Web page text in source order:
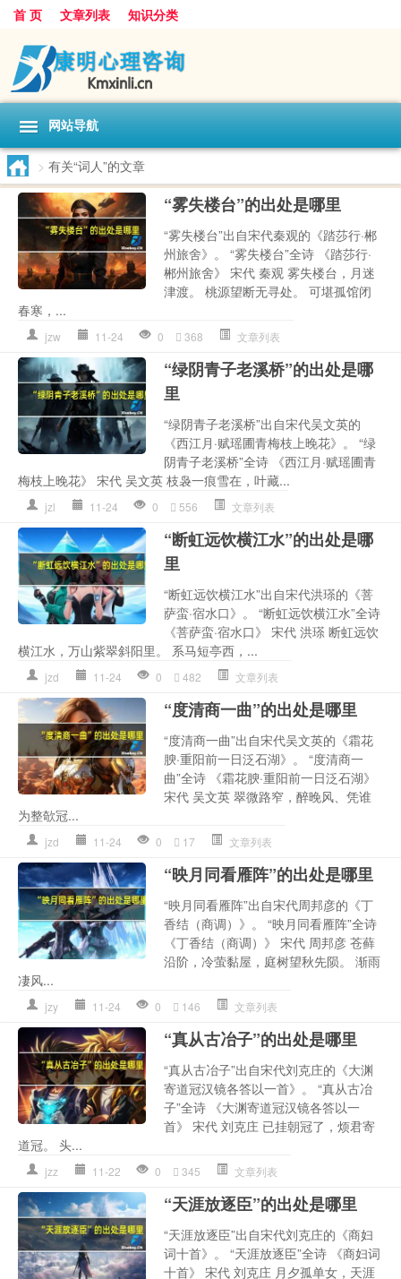
首 页 文章列表 知识分类
网站导航
> 有关“词人”的文章
“雾失楼台”的出处是哪里
“雾失楼台”出自宋代秦观的《踏莎行·郴
州旅舍》。 “雾失楼台”全诗 《踏莎行·
郴州旅舍》 宋代 秦观 雾失楼台，月迷
津渡。 桃源望断无寻处。 可堪孤馆闭
春寒，...
jzw 11-24 0 368 文章列表
“绿阴青子老溪桥”的出处是哪
里
“绿阴青子老溪桥”出自宋代吴文英的
《西江月·赋瑶圃青梅枝上晚花》。 “绿
阴青子老溪桥”全诗 《西江月·赋瑶圃青
梅枝上晚花》 宋代 吴文英 枝袅一痕雪在，叶藏...
jzl 11-24 0 556 文章列表
“断虹远饮横江水”的出处是哪
里
“断虹远饮横江水”出自宋代洪瑹的《菩
萨蛮·宿水口》。 “断虹远饮横江水”全诗
《菩萨蛮·宿水口》 宋代 洪瑹 断虹远饮
横江水，万山紫翠斜阳里。 系马短亭西，...
jzd 11-24 0 482 文章列表
“度清商一曲”的出处是哪里
“度清商一曲”出自宋代吴文英的《霜花
腴·重阳前一日泛石湖》。 “度清商一
曲”全诗 《霜花腴·重阳前一日泛石湖》
宋代 吴文英 翠微路窄，醉晚风、凭谁
为整欹冠...
jzd 11-24 0 17 文章列表
“映月同看雁阵”的出处是哪里
“映月同看雁阵”出自宋代周邦彦的《丁
香结（商调）》。 “映月同看雁阵”全诗
《丁香结（商调）》 宋代 周邦彦 苍藓
沿阶，冷萤黏屋，庭树望秋先陨。 渐雨
凄风...
jzy 11-24 0 146 文章列表
“真从古冶子”的出处是哪里
“真从古冶子”出自宋代刘克庄的《大渊
寄道冠汉镜各答以一首》。 “真从古冶
子”全诗 《大渊寄道冠汉镜各答以一
首》 宋代 刘克庄 已挂朝冠了，烦君寄
道冠。 头...
jzz 11-22 0 345 文章列表
“天涯放逐臣”的出处是哪里
“天涯放逐臣”出自宋代刘克庄的《商妇
词十首》。 “天涯放逐臣”全诗 《商妇词
十首》 宋代 刘克庄 月夕孤单女，天涯